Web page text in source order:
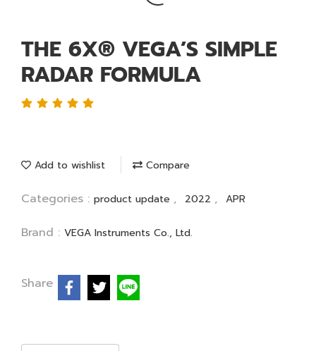
THE 6X® VEGA’S SIMPLE
RADAR FORMULA
Add to wishlist Compare
Categories : product update , 2022 , APR
Brand : VEGA Instruments Co., Ltd.
Share